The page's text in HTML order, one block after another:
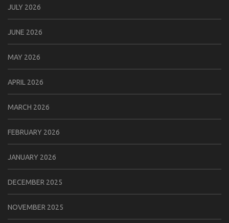
JULY 2026
JUNE 2026
MAY 2026
APRIL 2026
MARCH 2026
FEBRUARY 2026
JANUARY 2026
DECEMBER 2025
NOVEMBER 2025